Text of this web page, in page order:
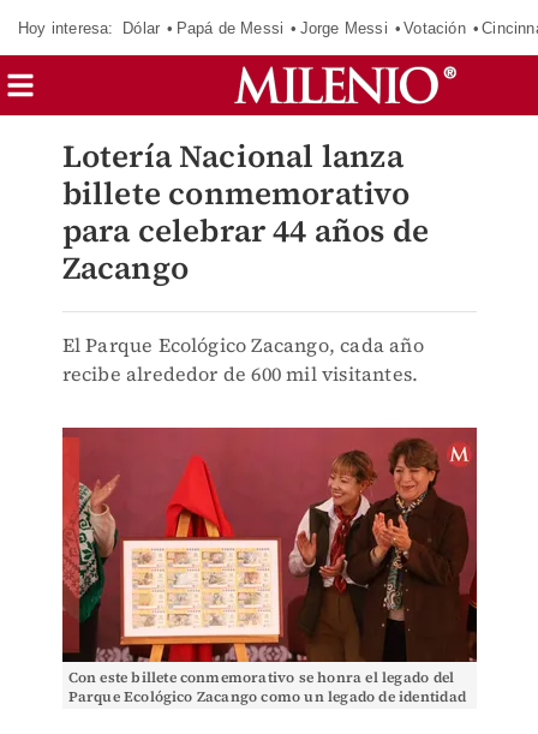
Hoy interesa: Dólar Papá de Messi Jorge Messi Votación
Lotería Nacional lanza
billete conmemorativo
para celebrar 44 años de
Zacango
El Parque Ecológico Zacango, cada año
recibe alrededor de 600 mil visitantes.
Con este billete conmemorativo se honra el legado del
Parque Ecológico Zacango como un legado de identidad